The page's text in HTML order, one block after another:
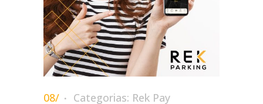
08/ Categorias: Rek Pay